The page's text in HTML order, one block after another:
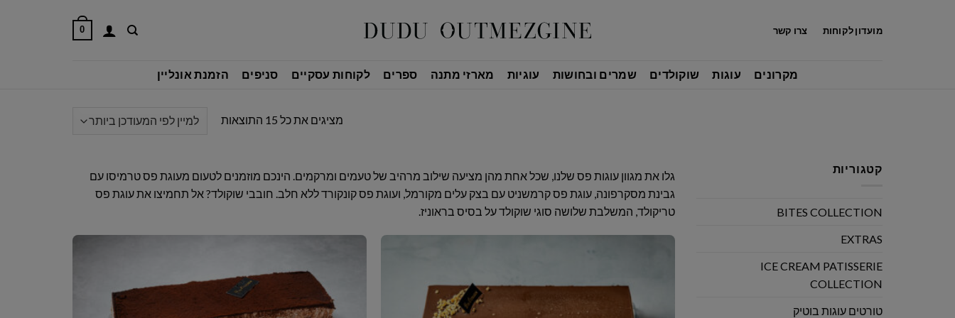
מועדון לקוחות צרו קשר 0
מקרונים עוגות שוקולדים שמרים ובחושות עוגיות מארזי מתנה ספרים לקוחות עסקיים סניפים הזמנת אונליין
מציגים את כל ⁦15⁩ התוצאות
ממוין
העדכני
ביותר
קטגוריות
BITES COLLECTION
EXTRAS
ICE CREAM PATISSERIE
COLLECTION
טורטים עוגות בוטיק
גלו את מגוון עוגות פס שלנו, שכל אחת מהן מציעה שילוב מרהיב של טעמים ומרקמים. הינכם מוזמנים לטעום מעוגת פס טרמיסו עם
גבינת מסקרפונה, עוגת פס קרמשניט עם בצק עלים מקורמל, ועוגת פס קונקורד ללא חלב. חובבי שוקולד? אל תחמיצו את עוגת פס
טריקולד, המשלבת שלושה סוגי שוקולד על בסיס בראוניז.